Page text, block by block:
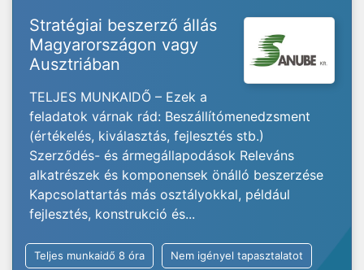
Stratégiai beszerző állás
Magyarországon vagy
Ausztriában
TELJES MUNKAIDŐ – Ezek a
feladatok várnak rád: Beszállítómenedzsment
(értékelés, kiválasztás, fejlesztés stb.)
Szerződés- és ármegállapodások Releváns
alkatrészek és komponensek önálló beszerzése
Kapcsolattartás más osztályokkal, például
fejlesztés, konstrukció és...
Teljes munkaidő 8 óra Nem igényel tapasztalatot